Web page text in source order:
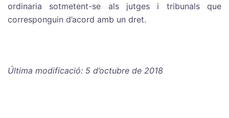
ordinaria sotmetent-se als jutges i tribunals que
corresponguin d’acord amb un dret.
Última modificació: 5 d’octubre de 2018